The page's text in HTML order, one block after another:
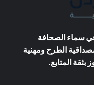
سماء الصحافة
الطرح ومهنية
المتابع.